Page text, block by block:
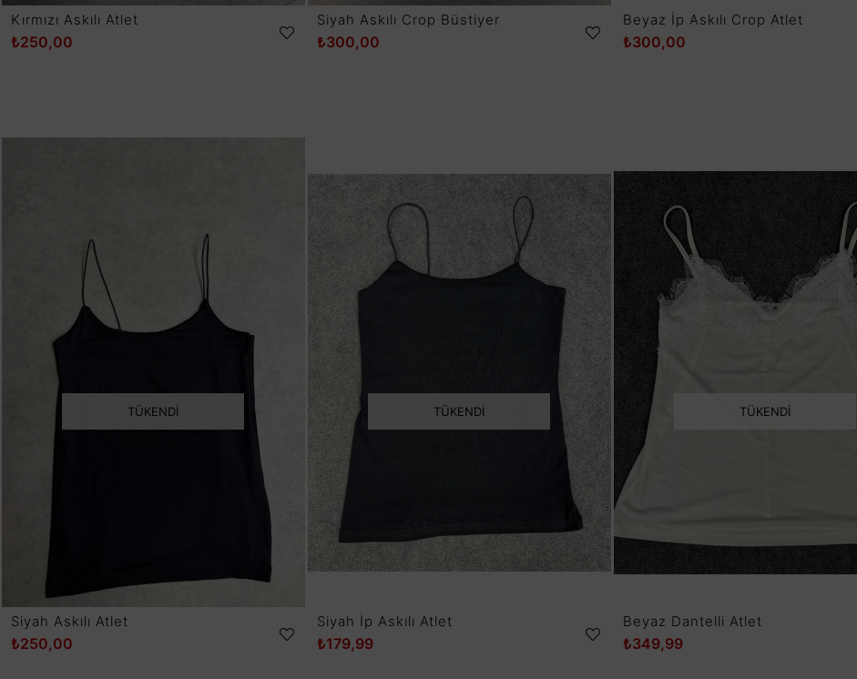
Kırmızı Askılı Atlet
₺250,00
Siyah Askılı Crop Büstiyer
₺300,00
Beyaz İp Askılı Crop Atlet
₺300,00
TÜKENDI
Siyah Askılı Atlet
₺250,00
TÜKENDI
Siyah İp Askılı Atlet
₺179,99
TÜKENDI
Beyaz Dantelli Atlet
₺349,99